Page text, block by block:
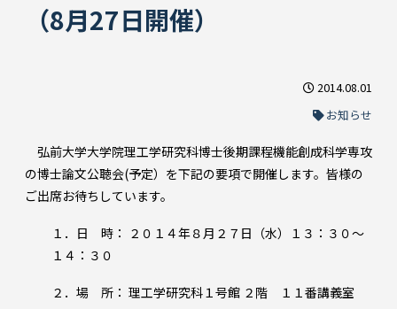
（8月27日開催）
2014.08.01
お知らせ
弘前大学大学院理工学研究科博士後期課程機能創成科学専攻
の博士論文公聴会(予定）を下記の要項で開催します。皆様の
ご出席お待ちしています。
１．日 時： ２０１４年８月２７日（水）１３：３０～
１４：３０
２．場 所： 理工学研究科１号館 ２階 １１番講義室